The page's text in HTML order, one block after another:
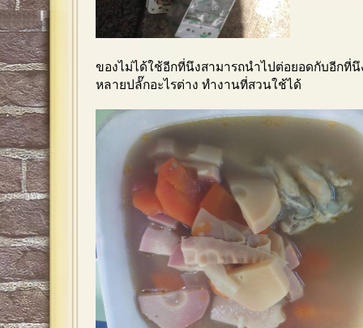
ของไม่ได้ใช้อีกที่นึงสามารถนำไปต่อยอดกับอีกที่
หลายปลั๊กอะไรต่าง ทำงานที่สวนใช้ได้